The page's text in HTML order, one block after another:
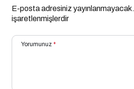
E-posta adresiniz yayınlanmayacak.
işaretlenmişlerdir
Yorumunuz *